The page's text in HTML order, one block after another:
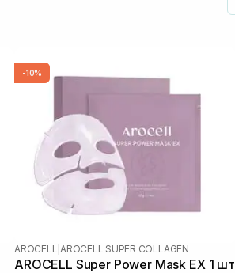
-10%
AROCELL AROCELL SUPER COLLAGEN
AROCELL Super Power Mask EX 1 шт